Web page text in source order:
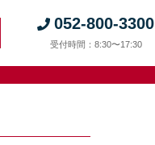
052-800-3300
受付時間：8:30〜17:30